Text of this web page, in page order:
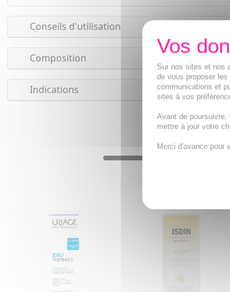
Conseils d'utilisation
Composition
Indications
Sur nos sites et nos
de vous proposer
communications et
sites à vos
Avant de
mettre à jour votre
Merci d'avance pour